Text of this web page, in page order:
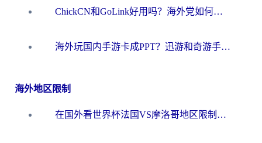
ChickCN和GoLink好用吗？海外党如何选对回国加速器
海外玩国内手游卡成PPT？迅游和奇游手游哪个好？一篇讲透回国加速器怎么选
海外地区限制
在国外看世界杯法国VS摩洛哥地区限制？这篇指南让你流畅看中文解说无压力